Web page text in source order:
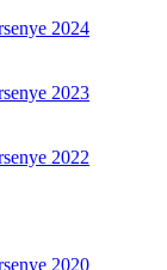
2024
2023
2022
2020